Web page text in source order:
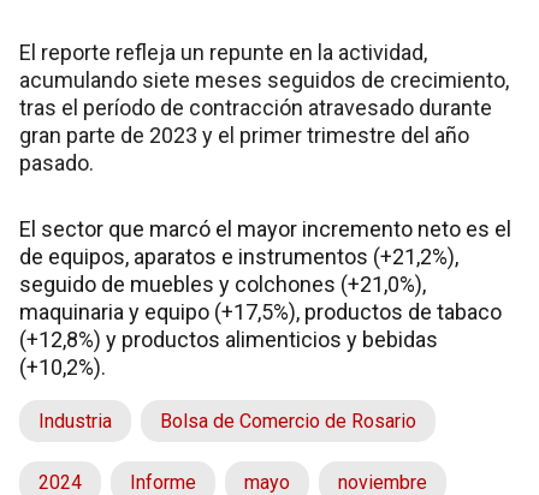
El reporte refleja un repunte en la actividad,
acumulando siete meses seguidos de crecimiento,
tras el período de contracción atravesado durante
gran parte de 2023 y el primer trimestre del año
pasado.
El sector que marcó el mayor incremento neto es el
de equipos, aparatos e instrumentos (+21,2%),
seguido de muebles y colchones (+21,0%),
maquinaria y equipo (+17,5%), productos de tabaco
(+12,8%) y productos alimenticios y bebidas
(+10,2%).
Industria Bolsa de Comercio de Rosario
2024 Informe mayo noviembre